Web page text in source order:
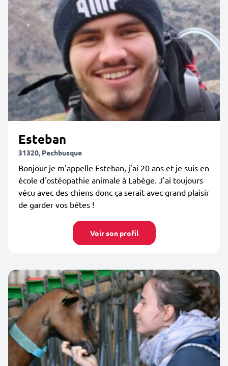
Esteban
31320, Pechbusque
Bonjour je m'appelle Esteban, j'ai 20 ans et je suis en
école d'ostéopathie animale à Labège. J'ai toujours
vécu avec des chiens donc ça serait avec grand plaisir
de garder vos bêtes !
Voir son profil